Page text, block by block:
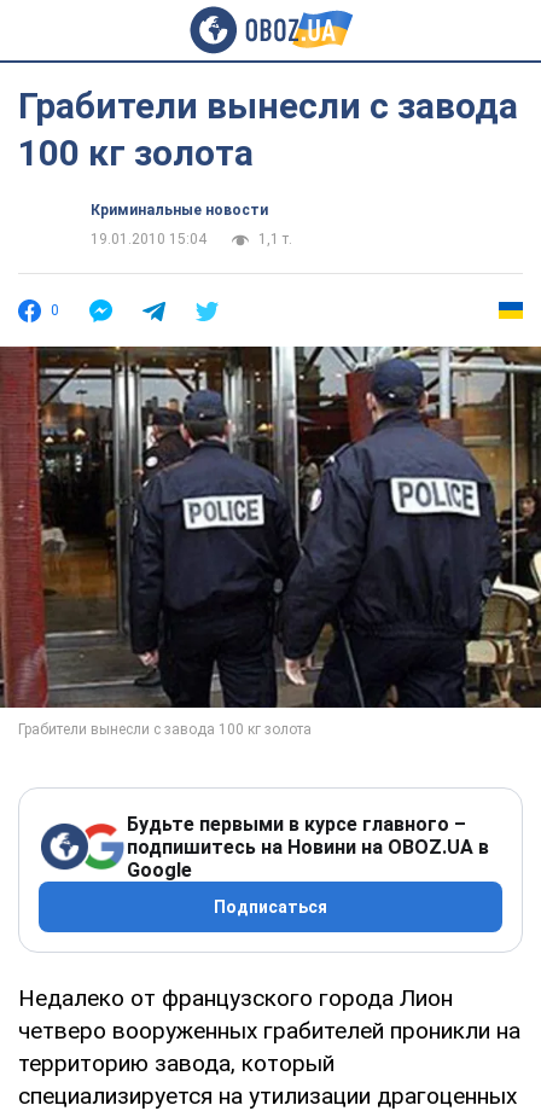
Грабители вынесли с завода
100 кг золота
Криминальные новости
19.01.2010 15:04
1,1 т.
0
Будьте первыми в курсе главного –
подпишитесь на Новини на OBOZ.UA в
Google
Подписаться
Недалеко от французского города Лион
четверо вооруженных грабителей проникли на
территорию завода, который
специализируется на утилизации драгоценных